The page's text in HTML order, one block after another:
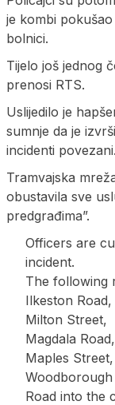
je kombi
bolnici.
Tijelo još jednog
prenosi RTS.
Uslijedilo je
sumnje da je
incidenti povezani.
Tramvajska
obustavila sve
predgrađima”.
Officers are
incident.
The following
Ilkeston Road,
Milton Street,
Magdala Road,
Maples Street,
Road into the